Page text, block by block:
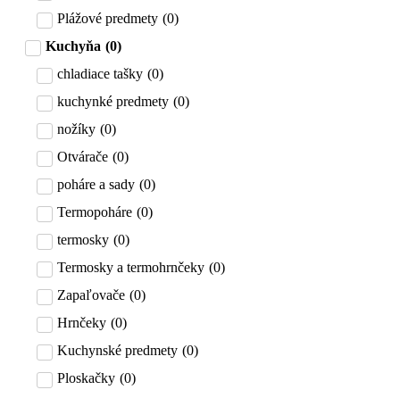
Plážové predmety (0)
Kuchyňa (0)
chladiace tašky (0)
kuchynké predmety (0)
nožíky (0)
Otvárače (0)
poháre a sady (0)
Termopoháre (0)
termosky (0)
Termosky a termohrnčeky (0)
Zapaľovače (0)
Hrnčeky (0)
Kuchynské predmety (0)
Ploskačky (0)